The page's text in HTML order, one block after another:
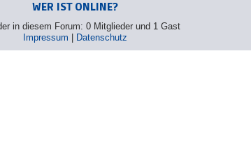
WER IST ONLINE?
in diesem Forum: 0 Mitglieder und 1 Gast
Impressum
Datenschutz